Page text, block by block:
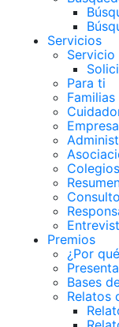
Servicios
Servicio
Para ti
Familias
Colegios
Premios
¿Por
Bases
Relatos